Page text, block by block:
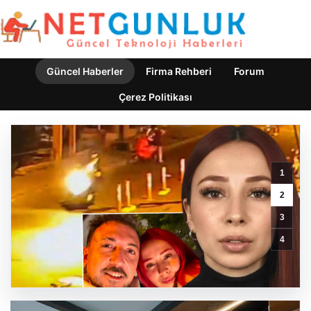
Güncel Haberler Firma Rehberi Forum
Çerez Politikası
1
2
3
4
Bahçe
Mutfakları
ve
Modern
Yaşam
Bölgeleri